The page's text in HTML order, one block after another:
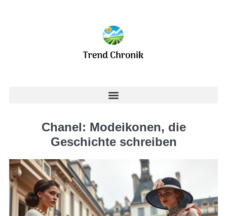
Chanel: Modeikonen, die
Geschichte schreiben